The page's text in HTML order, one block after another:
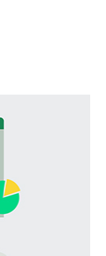
站服务器位于其